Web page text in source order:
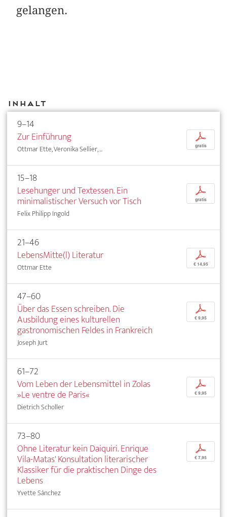
gelangen.
Inhalt
9–14
Zur Einführung
Ottmar Ette, Veronika Sellier, ...
p
gratis
15–18
Lesehunger und Textessen. Ein
minimalistischer Versuch vor Tisch
Felix Philipp Ingold
p
gratis
21–46
LebensMitte(l) Literatur
Ottmar Ette
p
€ 14,95
47–60
Über das Essen schreiben. Die
Ausbildung eines kulturellen
gastronomischen Feldes in Frankreich
Joseph Jurt
p
€ 9,95
61–72
Vom Leben der Lebensmittel in Zolas
»Le ventre de Paris«
Dietrich Scholler
p
€ 9,95
73–80
Ohne Literatur kein Daiquiri. Enrique
Vila-Matas' Konsultation literarischer
Klassiker für die praktischen Dinge des
Lebens
Yvette Sánchez
p
€ 7,95